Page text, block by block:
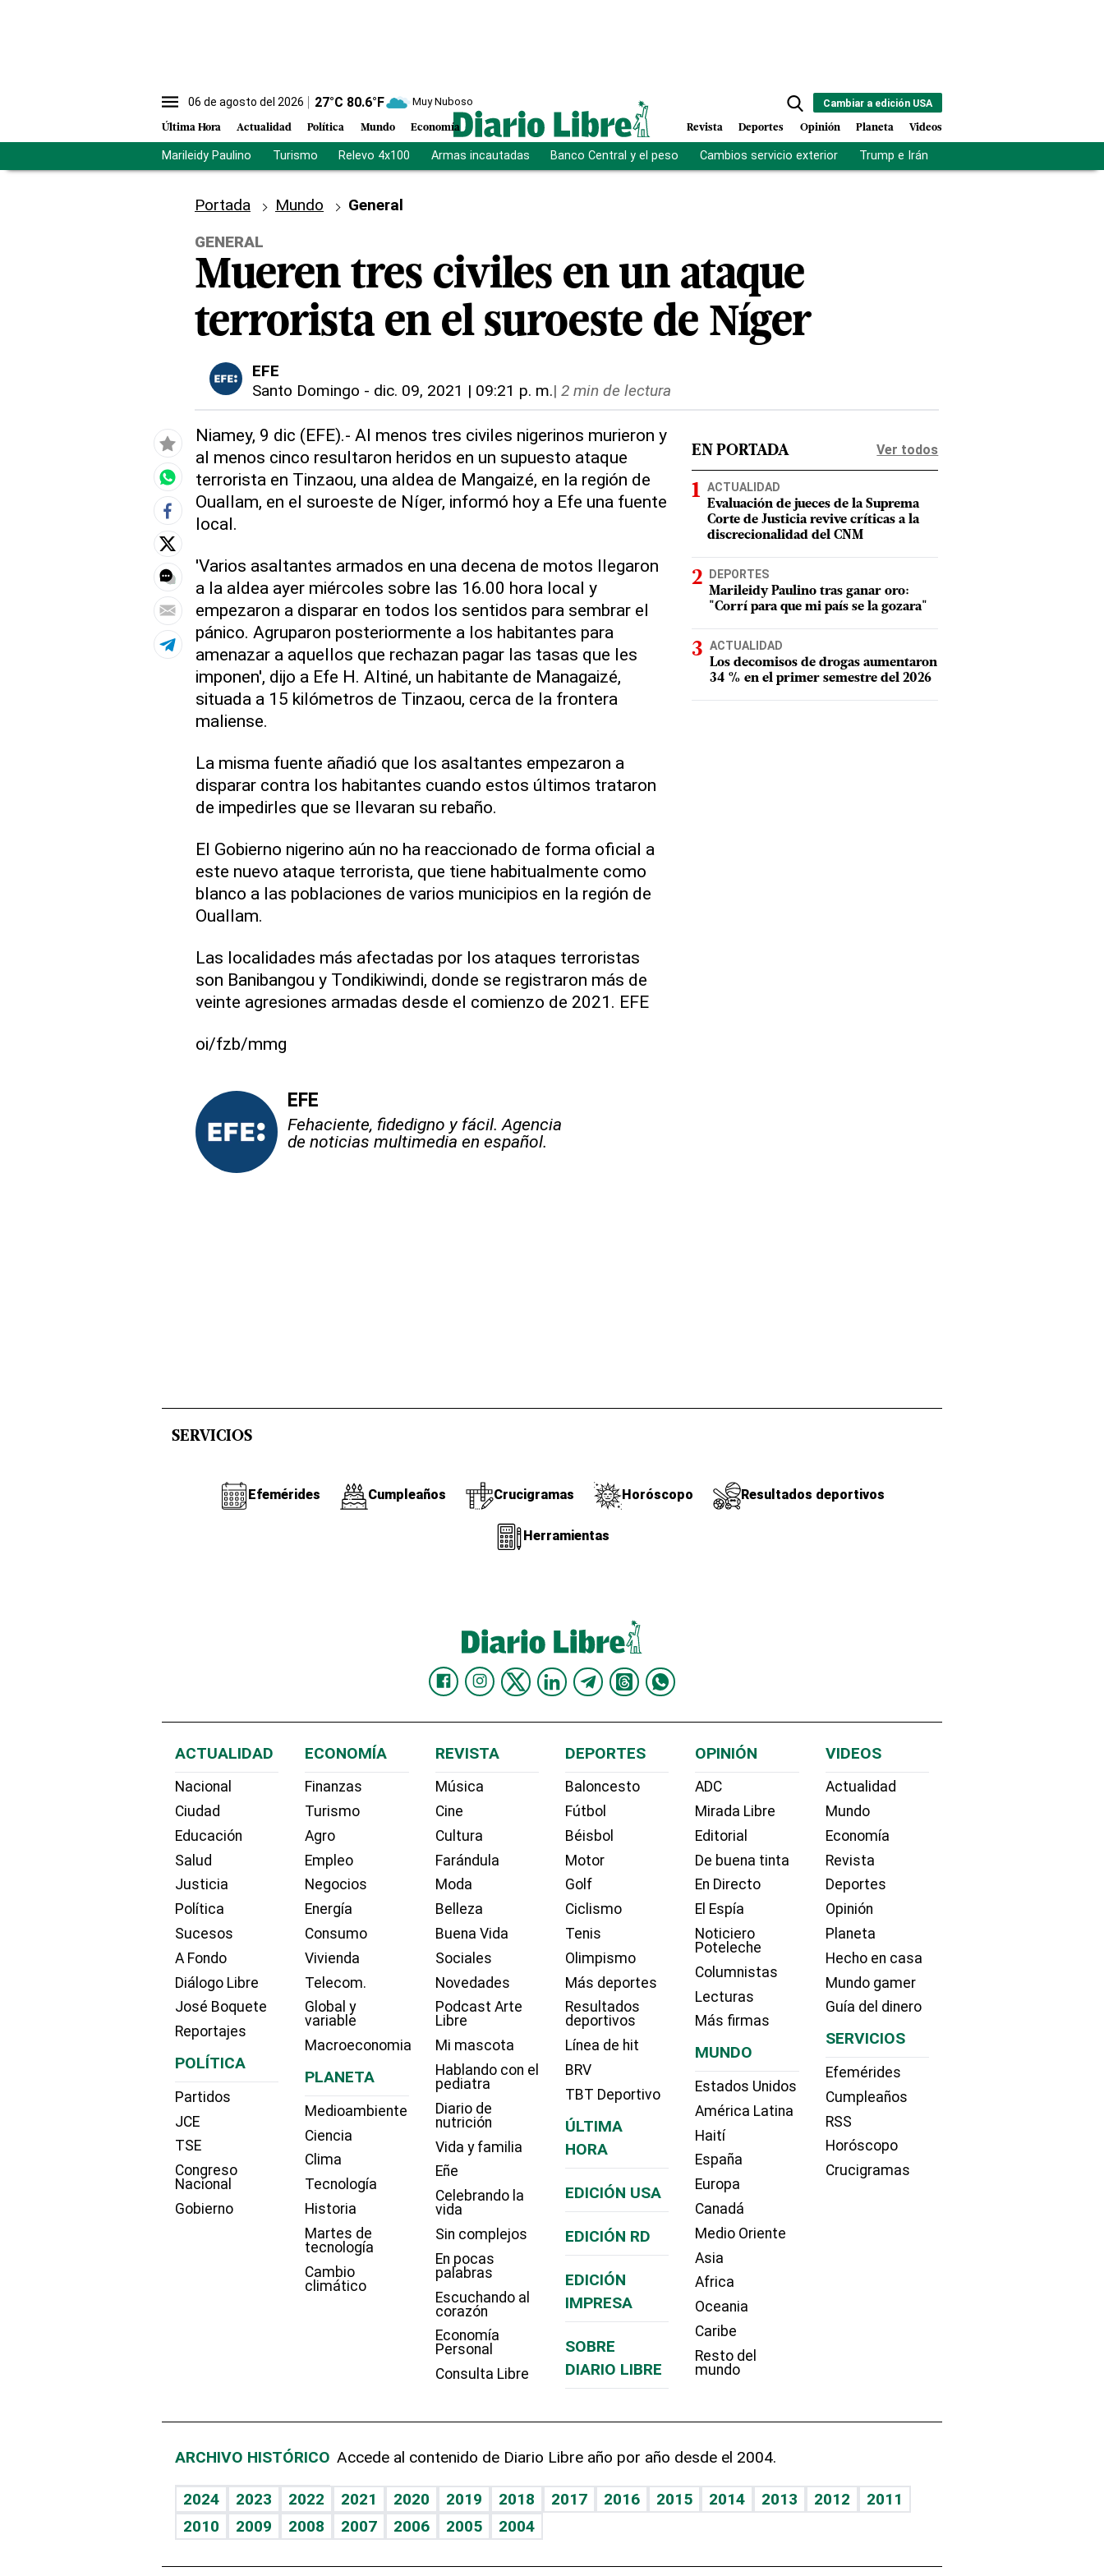
06 de agosto del 2026 27°C 80.6°F Muy Nuboso
Última Hora Actualidad Política Mundo Economía
Cambiar a edición USA
Revista Deportes Opinión Planeta Videos
Marileidy Paulino Turismo Relevo 4x100 Armas incautadas Banco Central y el peso Cambios servicio exterior Trump e Irán
Portada Mundo
General
GENERAL
Mueren tres civiles en un ataque
terrorista en el suroeste de Níger
EFE
Santo Domingo - dic. 09, 2021 | 09:21 p. m.| 2 min de lectura
Niamey, 9 dic (EFE).- Al menos tres civiles nigerinos murieron y
al menos cinco resultaron heridos en un supuesto ataque
terrorista en Tinzaou, una aldea de Mangaizé, en la región de
Ouallam, en el suroeste de Níger, informó hoy a Efe una fuente
local.
'Varios asaltantes armados en una decena de motos llegaron
a la aldea ayer miércoles sobre las 16.00 hora local y
empezaron a disparar en todos los sentidos para sembrar el
pánico. Agruparon posteriormente a los habitantes para
amenazar a aquellos que rechazan pagar las tasas que les
imponen', dijo a Efe H. Altiné, un habitante de Managaizé,
situada a 15 kilómetros de Tinzaou, cerca de la frontera
maliense.
La misma fuente añadió que los asaltantes empezaron a
disparar contra los habitantes cuando estos últimos trataron
de impedirles que se llevaran su rebaño.
El Gobierno nigerino aún no ha reaccionado de forma oficial a
este nuevo ataque terrorista, que tiene habitualmente como
blanco a las poblaciones de varios municipios en la región de
Ouallam.
Las localidades más afectadas por los ataques terroristas
son Banibangou y Tondikiwindi, donde se registraron más de
veinte agresiones armadas desde el comienzo de 2021. EFE
oi/fzb/mmg
EFE
Fehaciente, fidedigno y fácil. Agencia
de noticias multimedia en español.
EN PORTADA Ver todos
ACTUALIDAD
Evaluación de jueces de la Suprema
Corte de Justicia revive críticas a la
discrecionalidad del CNM
DEPORTES
Marileidy Paulino tras ganar oro:
"Corrí para que mi país se la gozara"
ACTUALIDAD
Los decomisos de drogas aumentaron
34 % en el primer semestre del 2026
SERVICIOS
Efemérides Cumpleaños Crucigramas Horóscopo Resultados deportivos
Herramientas
ACTUALIDAD
Nacional
Ciudad
Educación
Salud
Justicia
Política
Sucesos
A Fondo
Diálogo Libre
José Boquete
Reportajes
POLÍTICA
Partidos
JCE
TSE
Congreso
Nacional
Gobierno
ECONOMÍA
Finanzas
Turismo
Agro
Empleo
Negocios
Energía
Consumo
Vivienda
Telecom.
Global y
variable
Macroeconomia
PLANETA
Medioambiente
Ciencia
Clima
Tecnología
Historia
Martes de
tecnología
Cambio
climático
REVISTA
Música
Cine
Cultura
Farándula
Moda
Belleza
Buena Vida
Sociales
Novedades
Podcast Arte
Libre
Mi mascota
Hablando con el
pediatra
Diario de
nutrición
Vida y familia
Eñe
Celebrando la
vida
Sin complejos
En pocas
palabras
Escuchando al
corazón
Economía
Personal
Consulta Libre
DEPORTES
Baloncesto
Fútbol
Béisbol
Motor
Golf
Ciclismo
Tenis
Olimpismo
Más deportes
Resultados
deportivos
Línea de hit
BRV
TBT Deportivo
ÚLTIMA
HORA
EDICIÓN USA
EDICIÓN RD
EDICIÓN
IMPRESA
SOBRE
DIARIO LIBRE
OPINIÓN
ADC
Mirada Libre
Editorial
De buena tinta
En Directo
El Espía
Noticiero
Poteleche
Columnistas
Lecturas
Más firmas
MUNDO
Estados Unidos
América Latina
Haití
España
Europa
Canadá
Medio Oriente
Asia
Africa
Oceania
Caribe
Resto del
mundo
VIDEOS
Actualidad
Mundo
Economía
Revista
Deportes
Opinión
Planeta
Hecho en casa
Mundo gamer
Guía del dinero
SERVICIOS
Efemérides
Cumpleaños
RSS
Horóscopo
Crucigramas
ARCHIVO HISTÓRICO Accede al contenido de Diario Libre año por año desde el 2004.
2024 2023 2022 2021 2020 2019 2018 2017 2016 2015 2014 2013 2012
2011
2010
2009 2008 2007 2006 2005 2004